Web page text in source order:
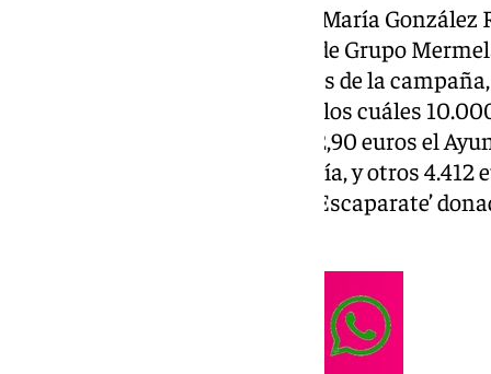
La presidenta de la ACEB, Rosa María
Raúl Campos, y la responsable de Grupo
presentado todas las actividades de la
inversión de 17.474,90 euros, de los cuáles
Comercio de Málaga, otros 1.862,90 euros el
1.200 euros la Junta de Andalucía, y otros
los regalos del sorteo ‘Gana un Escaparate’